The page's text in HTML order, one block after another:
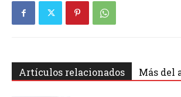
Artículos relacionados Más del